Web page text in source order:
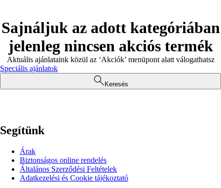
Sajnáljuk az adott kategóriában
jelenleg nincsen akciós termék
Aktuális ajánlataink közül az ‘Akciók’ menüpont alatt válogathatsz
Speciális ajánlatok
Keresés
Segítünk
Árak
Biztonságos online rendelés
Általános Szerződési Feltételek
Adatkezelési és Cookie tájékoztató